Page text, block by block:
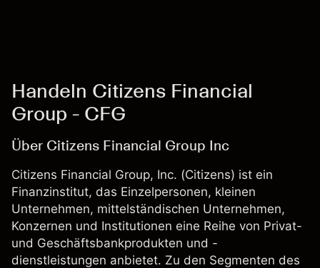
Handeln Citizens Financial
Group - CFG
Über Citizens Financial Group Inc
Citizens Financial Group, Inc. (Citizens) ist ein
Finanzinstitut, das Einzelpersonen, kleinen
Unternehmen, mittelständischen Unternehmen,
Konzernen und Institutionen eine Reihe von Privat-
und Geschäftsbankprodukten und -
dienstleistungen anbietet. Zu den Segmenten des